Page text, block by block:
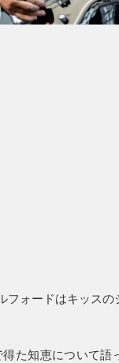
フォードはキッスの
た知恵について語